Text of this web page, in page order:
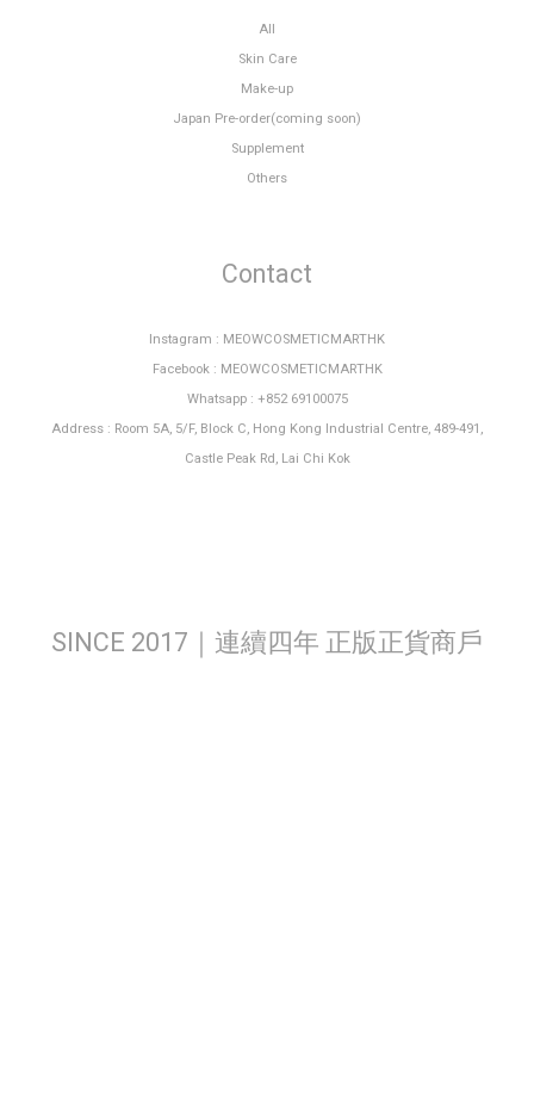
All
Skin Care
Make-up
Japan Pre-order(coming soon)
Supplement
Others
Contact
Instagram : MEOWCOSMETICMARTHK
Facebook : MEOWCOSMETICMARTHK
Whatsapp : +852 69100075
Address : Room 5A, 5/F, Block C, Hong Kong Industrial Centre, 489-491,
Castle Peak Rd, Lai Chi Kok
SINCE 2017｜連續四年 正版正貨商戶